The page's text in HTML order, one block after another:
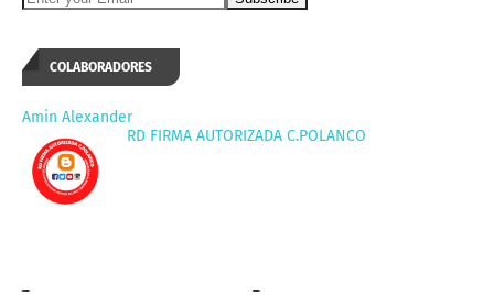
COLABORADORES
Amin Alexander
RD FIRMA AUTORIZADA C.POLANCO